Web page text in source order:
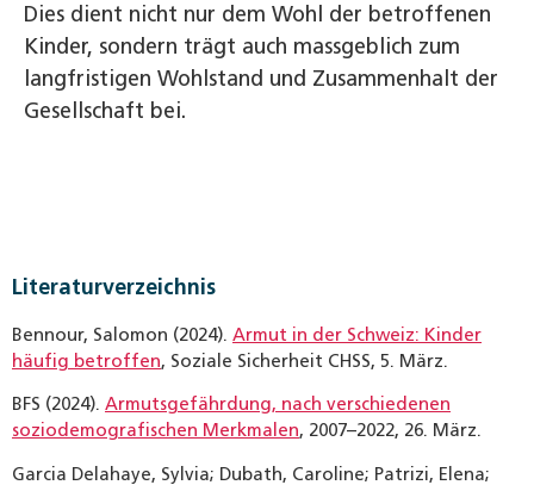
Dies dient nicht nur dem Wohl der betroffenen
Kinder, sondern trägt auch massgeblich zum
langfristigen Wohlstand und Zusammenhalt der
Gesellschaft bei.
Literaturverzeichnis
Bennour, Salomon (2024). Armut in der Schweiz: Kinder
häufig betroffen, Soziale Sicherheit CHSS, 5. März.
BFS (2024). Armutsgefährdung, nach verschiedenen
soziodemografischen Merkmalen, 2007–2022, 26. März.
Garcia Delahaye, Sylvia; Dubath, Caroline; Patrizi, Elena;